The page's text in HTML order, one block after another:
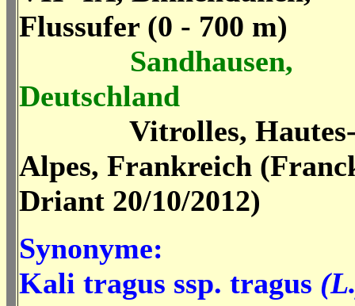
Flussufer (0 - 700 m)
Sandhausen,
Deutschland
Vitrolles,
Alpes, Frankreich
Driant 20/10/2012)
Synonyme:
Kali tragus ssp. tragus